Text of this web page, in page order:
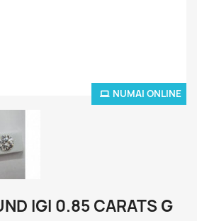
NUMAI ONLINE
IGI 0.85 CARATS G